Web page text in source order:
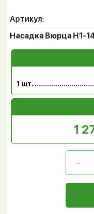
Артикул:
Насадка Вюрца Н1-
1 шт.
1